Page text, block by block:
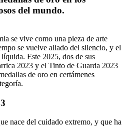
del mundo.
se vive como una pieza de arte
se vuelve aliado del silencio, y el
Este 2025, dos de sus
2023 y el Tinto de Guarda 2023
de oro en certámenes
nace del cuidado extremo, y que ha